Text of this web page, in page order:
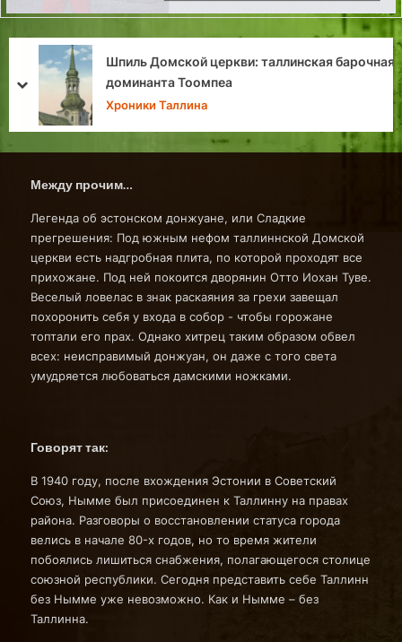
Наследие «стекольного короля» Лорупа: как
в довоенном Копли хрусталь лили
Личности в истории Таллина
prev
next
Между прочим…
Легенда об эстонском донжуане, или Сладкие
прегрешения: Под южным нефом таллиннской Домской
церкви есть надгробная плита, по которой проходят все
прихожане. Под ней покоится дворянин Отто Иохан Туве.
Веселый ловелас в знак раскаяния за грехи завещал
похоронить себя у входа в собор - чтобы горожане
топтали его прах. Однако хитрец таким образом обвел
всех: неисправимый донжуан, он даже с того света
умудряется любоваться дамскими ножками.
Говорят так:
В 1940 году, после вхождения Эстонии в Советский
Союз, Нымме был присоединен к Таллинну на правах
района. Разговоры о восстановлении статуса города
велись в начале 80-х годов, но то время жители
побоялись лишиться снабжения, полагающегося столице
союзной республики. Сегодня представить себе Таллинн
без Нымме уже невозможно. Как и Нымме – без
Таллинна.